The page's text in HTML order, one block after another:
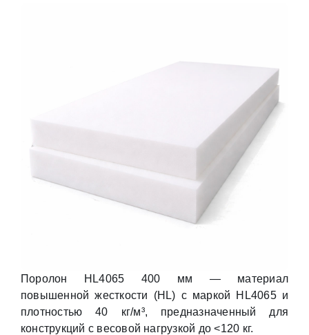
Поролон HL4065 400 мм — материал
повышенной жесткости (HL) с маркой HL4065 и
плотностью 40 кг/м³, предназначенный для
конструкций с весовой нагрузкой до <120 кг.